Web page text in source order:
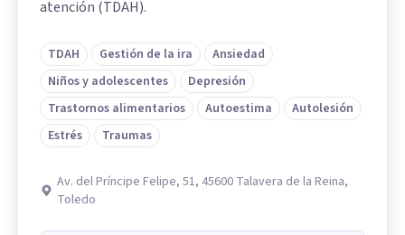
atención (TDAH).
TDAH Gestión de la ira
Ansiedad
Niños y adolescentes
Depresión
Trastornos alimentarios
Autoestima
Autolesión
Estrés
Traumas
Av. del Príncipe Felipe, 51, 45600 Talavera de la Reina,
Toledo